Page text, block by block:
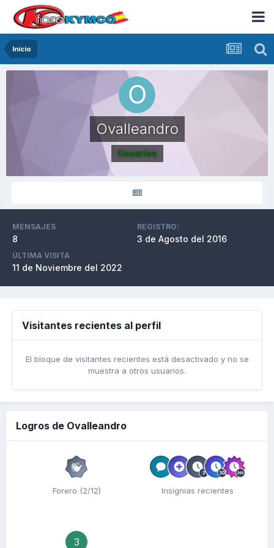
Inicio
Ovalleandro
Usuarios
MENSAJES
8
REGISTRO:
3 de Agosto del 2016
ÚLTIMA VISITA
11 de Noviembre del 2022
Visitantes recientes al perfil
El bloque de visitantes recientes está desactivado y no se
muestra a otros usuarios.
Logros de Ovalleandro
Forero (2/12) Insignias recientes
3